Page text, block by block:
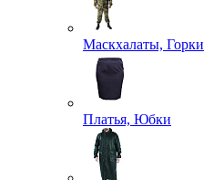
Маскхалаты, Горки
Платья, Юбки